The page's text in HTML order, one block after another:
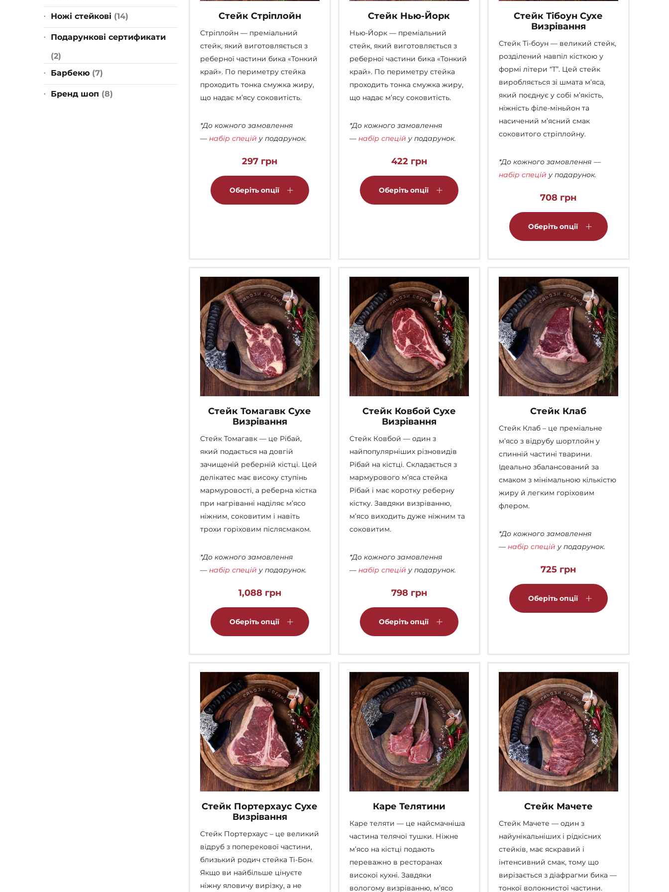
Стейк Стріплойн
Стріплойн — преміальний
стейк, який виготовляється з
реберної частини бика «Тонкий
край». По периметру стейка
проходить тонка смужка жиру,
що надає м’ясу соковитість.
*До кожного замовлення
— набір спецій у подарунок.
297 грн
Оберіть опції
товар
на
товару
Стейк Нью-Йорк
Нью-Йорк — преміальний
стейк, який виготовляється з
реберної частини бика «Тонкий
край». По периметру стейка
проходить тонка смужка жиру,
що надає м’ясу соковитість.
*До кожного замовлення
— набір спецій у подарунок.
422 грн
Оберіть опції
товар
на
товару
Стейк Тібоун Сухе
Визрівання
Стейк Ті-боун —великий стейк,
розділений навпіл кісткою у
формі літери “Т”. Цей стейк
виробляється зі шмата м’яса,
який поєднує у собі м’якість,
ніжність філе-міньйон та
насичений м’ясний смак
соковитого стріплойну.
*До кожного замовлення —
набір спецій у подарунок.
708 грн
Оберіть опції
товар
Параметри
вибрати
на
сторінці
товару
Стейк Томагавк Сухе
Визрівання
Стейк Томагавк — це Рібай,
який подається на довгій
зачищеній реберній кістці. Цей
делікатес має високу ступінь
мармуровості, а реберна кістка
при нагріванні наділяє м’ясо
ніжним, соковитим і навіть
трохи горіховим післясмаком.
*До кожного замовлення
— набір спецій у подарунок.
1,088 грн
Оберіть опції
товар
Параметри
вибрати
на
сторінці
товару
Стейк Ковбой Сухе
Визрівання
Стейк Ковбой —один з
найпопулярніших різновидів
Рібай на кістці. Складається з
мармурового м’яса стейка
Рібай і має коротку реберну
кістку. Завдяки визріванню,
м’ясо виходить дуже ніжним та
соковитим.
*До кожного замовлення
— набір спецій у подарунок.
798 грн
Оберіть опції
товар
Параметри
на
сторінці
товару
Стейк Клаб
Стейк Клаб – це преміальне
м’ясо з відрубу шортлойн у
спинній частині тварини.
Ідеально збалансований за
смаком з мінімальною кількістю
жиру й легким горіховим
флером.
*До кожного замовлення
— набір спецій у подарунок.
725 грн
Оберіть опції
товар
вибрати
товару
Стейк Портерхаус Сухе
Визрівання
Стейк Портерхаус – це великий
відруб з поперекової частини,
близький родич стейка Ті-Бон.
Якщо ви найбільше цінуєте
ніжну яловичу вирізку, а не
Каре Телятини
Каре теляти — це найсмачніша
частина телячої тушки. Ніжне
м’ясо на кістці подають
переважно в ресторанах
високої кухні. Завдяки
вологому визріванню, м’ясо
Стейк Мачете
Стейк Мачете — один з
найунікальніших і рідкісних
стейків, має яскравий і
інтенсивний смак, тому що
вирізається з діафрагми бика —
тонкої волокнистої частини.
Ножі стейкові (14)
Подарункові сертификати
(2)
Барбекю (7)
Бренд шоп (8)